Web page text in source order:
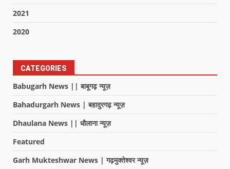
2021
2020
CATEGORIES
Babugarh News || बाबूगढ़ न्यूज़
Bahadurgarh News | बहादुरगढ़ न्यूज़
Dhaulana News || धौलाना न्यूज़
Featured
Garh Mukteshwar News | गढ़मुक्तेश्वर न्यूज़